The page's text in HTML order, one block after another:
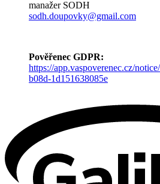
manažer SODH
sodh.doupovky@gmail.com
Pověřenec GDPR:
https://app.vaspoverenec.cz/
b08d-1d151638085e